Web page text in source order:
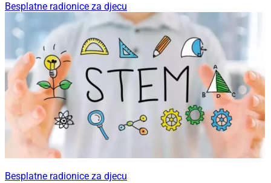
Besplatne radionice za djecu
Besplatne radionice za djecu